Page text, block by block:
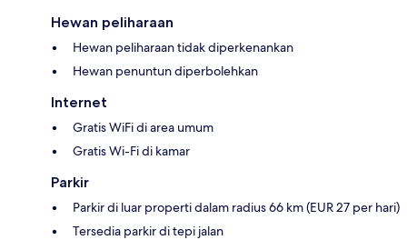
Hewan peliharaan
Hewan peliharaan tidak diperkenankan
Hewan penuntun diperbolehkan
Internet
Gratis WiFi di area umum
Gratis Wi-Fi di kamar
Parkir
Parkir di luar properti dalam radius 66 km (EUR 27 per hari)
Tersedia parkir di tepi jalan